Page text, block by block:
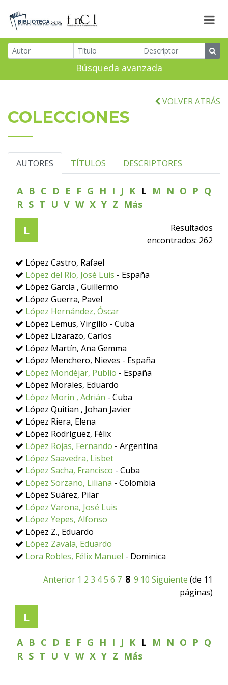
Búsqueda avanzada
VOLVER ATRÁS
COLECCIONES
AUTORES TÍTULOS DESCRIPTORES
A B C D E F G H I J K L M N O P Q
R S T U V W X Y Z Más
L
Resultados
encontrados: 262
López Castro, Rafael
López del Río, José Luis - España
López García , Guillermo
López Guerra, Pavel
López Hernández, Óscar
López Lemus, Virgilio - Cuba
López Lizarazo, Carlos
López Martín, Ana Gemma
López Menchero, Nieves - España
López Mondéjar, Publio - España
López Morales, Eduardo
López Morín , Adrián - Cuba
López Quitian , Johan Javier
López Riera, Elena
López Rodríguez, Félix
López Rojas, Fernando - Argentina
López Saavedra, Lisbet
López Sacha, Francisco - Cuba
López Sorzano, Liliana - Colombia
López Suárez, Pilar
López Varona, José Luis
López Yepes, Alfonso
López Z., Eduardo
López Zavala, Eduardo
Lora Robles, Félix Manuel - Dominica
Anterior 1 2 3 45 6 7 8 9 10 Siguiente (de 11
páginas)
L
A B C D E F G H I J K L M N O P Q
R S T U V W X Y Z Más